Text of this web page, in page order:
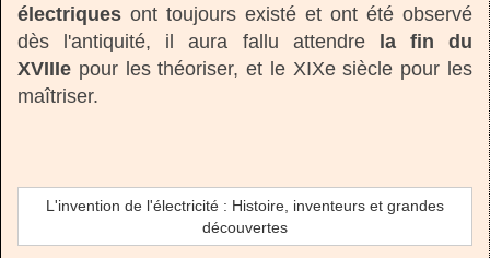
électriques ont toujours existé et ont été observé
dès l'antiquité, il aura fallu attendre la fin du
XVIIIe pour les théoriser, et le XIXe siècle pour les
maîtriser.
L'invention de l'électricité : Histoire, inventeurs et grandes
découvertes